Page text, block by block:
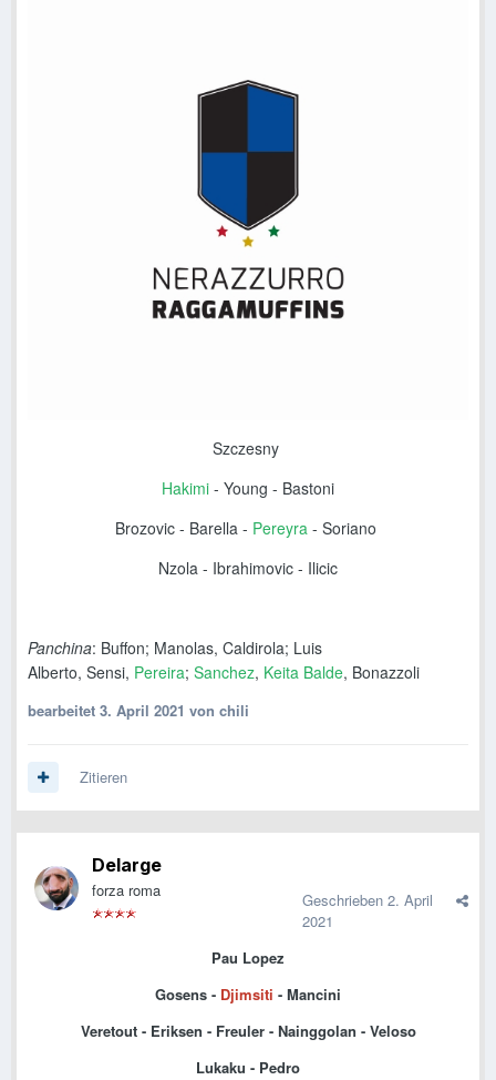
Szczesny
Hakimi - Young - Bastoni
Brozovic - Barella - Pereyra - Soriano
Nzola - Ibrahimovic - Ilicic
Panchina: Buffon; Manolas, Caldirola; Luis
Alberto, Sensi, Pereira; Sanchez, Keita Balde, Bonazzoli
bearbeitet 3. April 2021 von chili
Zitieren
Delarge
forza roma Geschrieben 2. April
2021
Pau Lopez
Gosens - Djimsiti - Mancini
Veretout - Eriksen - Freuler - Nainggolan - Veloso
Lukaku - Pedro